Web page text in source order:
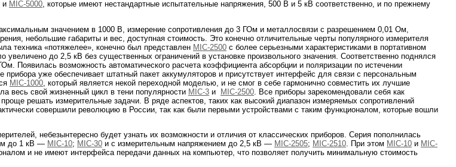
и MIC-5000 , которые имеют нестандартные испытательные напряжения, 500 В и 5 кВ соответственно, и по прежнему
значением в 1000 В, измерение сопротивления до 3 ГОм и металлосвязи с разрешением 0,01 Ом,
небольшие габариты и вес, доступная стоимость. Это конечно отличительные черты популярного измерителя
техника «потяжелее», конечно был представлен MIC-2500 с более серьезными характеристиками в портативном
до 2,5 кВ без существенных ограничений в установке произвольного значения. Соответственно поднялся
Появилась возможность автоматического расчета коэффициента абсорбции и поляризации по истечении
уже обеспечивает штатный пакет аккумуляторов и присутствует интерфейс для связи с персональным
MIC-1000 , который является некой переходной моделью, и не смог в себе гармонично совместить их лучшие
весь свой жизненный цикл в тени популярности MIC-3 и MIC-2500 . Все приборы зарекомендовали себя как
решать измерительные задачи. В ряде аспектов, таких как высокий диапазон измеряемых сопротивлений
совершили революцию в России, так как были первыми устройствами с таким функционалом, которые вошли
небезынтересно будет узнать их возможности и отличия от классических приборов. Серия пополнилась
до 1 кВ — MIC-10; MIC-30 и с измерительным напряжением до 2,5 кВ — MIC-2505; MIC-2510. При этом MIC-10 и MIC-
и не имеют интерфейса передачи данных на компьютер, что позволяет получить минимальную стоимость